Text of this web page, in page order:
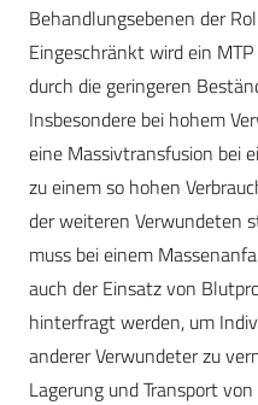
Behandlungsebenen der
Eingeschränkt wird ein
durch die geringeren
Insbesondere bei hohem
eine Massivtransfusion bei
zu einem so hohen
der weiteren Verwundeten
muss bei einem
auch der Einsatz von
hinterfragt werden, um
anderer Verwundeter zu
Lagerung und Transport